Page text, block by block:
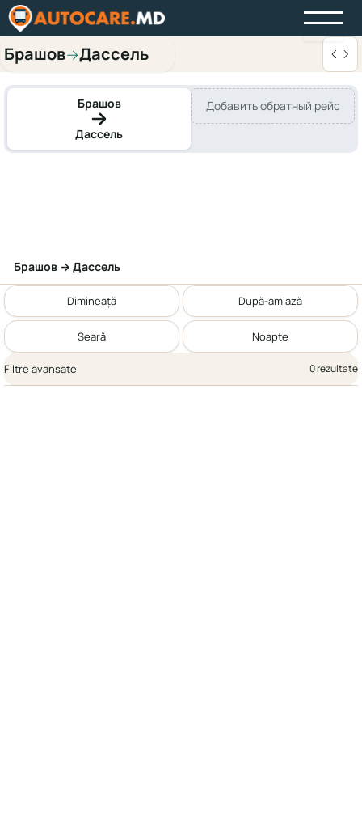
Брашов→Дассель
Брашов
Дассель
Добавить обратный рейс
Брашов → Дассель
Dimineață După-amiază
Seară Noapte
Filtre avansate 0 rezultate